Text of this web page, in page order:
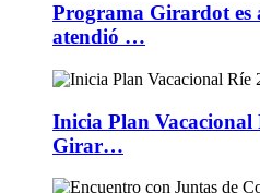
Programa Girardot es
atendió …
Inicia Plan Vacacional
Girar…